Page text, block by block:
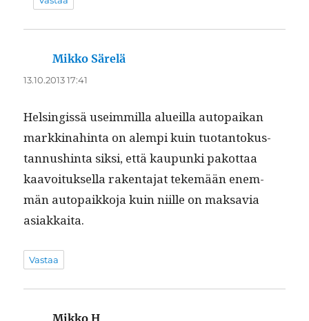
Mikko Särelä
13.10.2013 17:41
Helsingis­sä useim­mil­la alueil­la autopaikan
markki­nahin­ta on alem­pi kuin tuotan­tokus­
tan­nush­in­ta sik­si, että kaupun­ki pakot­taa
kaavoituk­sel­la rak­en­ta­jat tekemään enem­
män autopaikko­ja kuin niille on mak­savia
asiakkaita.
Vastaa
Mikko H